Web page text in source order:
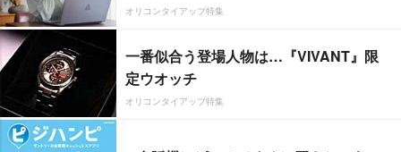
オリコンタイアップ特集
一番似合う登場人物は…『VIVANT』限
定ウオッチ
オリコンタイアップ特集